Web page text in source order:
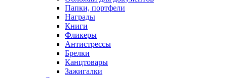
Папки, портфели
Награды
Книги
Фликеры
Антистрессы
Брелки
Канцтовары
Зажигалки